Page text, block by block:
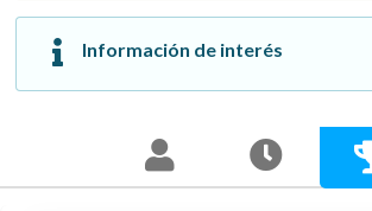
Información de interés